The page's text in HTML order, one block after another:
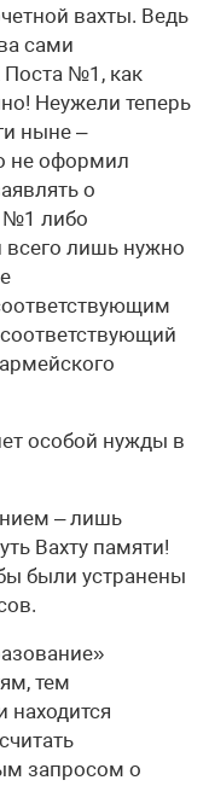
вахты. Ведь
сами
№1, как
Неужели теперь
ныне –
не оформил
о
№1 либо
всего лишь нужно
особой нужды в
– лишь
Вахту памяти!
были устранены
тем
находится
запросом о